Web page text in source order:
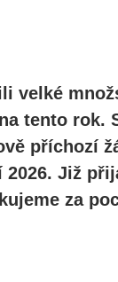
velké
tento
příchozí
Již
za